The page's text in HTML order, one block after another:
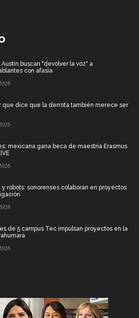
buscan "devolver la voz" a
con afasia
que dice que la derrota también merece ser
mexicana gana beca de maestría Erasmus
y robots: sonorenses colaboran en proyectos
de 5 campus Tec impulsan proyectos en la